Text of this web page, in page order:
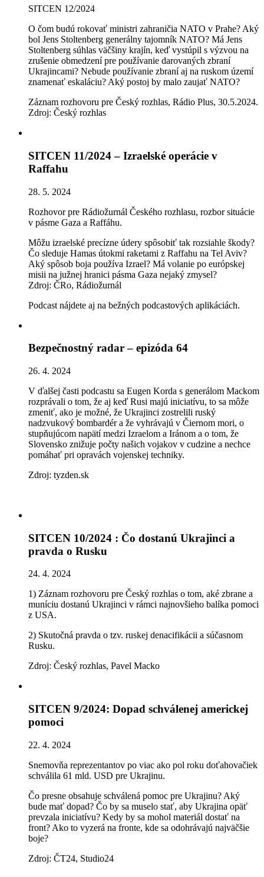
SITCEN 12/2024
O čom budú rokovať ministri zahraničia NATO v Prahe? Aký
bol Jens Stoltenberg generálny tajomník NATO? Má Jens
Stoltenberg súhlas väčšiny krajín, keď vystúpil s výzvou na
zrušenie obmedzení pre používanie darovaných zbraní
Ukrajincami? Nebude používanie zbraní aj na ruskom území
znamenať eskaláciu? Aký postoj by malo zaujať NATO?
Záznam rozhovoru pre Český rozhlas, Rádio Plus, 30.5.2024.
Zdroj: Český rozhlas
SITCEN 11/2024 – Izraelské operácie v
Raffahu
28. 5. 2024
Rozhovor pre Rádiožurnál Českého rozhlasu, rozbor situácie
v pásme Gaza a Raffáhu.
Môžu izraelské precízne údery spôsobiť tak rozsiahle škody?
Čo sleduje Hamas útokmi raketami z Raffahu na Tel Aviv?
Aký spôsob boja používa Izrael? Má volanie po európskej
misii na južnej hranici pásma Gaza nejaký zmysel?
Zdroj: ČRo, Rádiožurnál
Podcast nájdete aj na bežných podcastových aplikáciách.
Bezpečnostný radar – epizóda 64
26. 4. 2024
V ďalšej časti podcastu sa Eugen Korda s generálom Mackom
rozprávali o tom, že aj keď Rusi majú iniciatívu, to sa môže
zmeniť, ako je možné, že Ukrajinci zostrelili ruský
nadzvukový bombardér a že vyhrávajú v Čiernom mori, o
stupňujúcom napätí medzi Izraelom a Iránom a o tom, že
Slovensko znižuje počty našich vojakov v cudzine a nechce
pomáhať pri opravách vojenskej techniky.
Zdroj: tyzden.sk
SITCEN 10/2024 : Čo dostanú Ukrajinci a
pravda o Rusku
24. 4. 2024
1) Záznam rozhovoru pre Český rozhlas o tom, aké zbrane a
muníciu dostanú Ukrajinci v rámci najnovšieho balíka pomoci
z USA.
2) Skutočná pravda o tzv. ruskej denacifikácii a súčasnom
Rusku.
Zdroj: Český rozhlas, Pavel Macko
SITCEN 9/2024: Dopad schválenej americkej
pomoci
22. 4. 2024
Snemovňa reprezentantov po viac ako pol roku doťahovačiek
schválila 61 mld. USD pre Ukrajinu.
Čo presne obsahuje schválená pomoc pre Ukrajinu? Aký
bude mať dopad? Čo by sa muselo stať, aby Ukrajina opäť
prevzala iniciatívu? Kedy by sa mohol materiál dostať na
front? Ako to vyzerá na fronte, kde sa odohrávajú najväčšie
boje?
Zdroj: ČT24, Studio24